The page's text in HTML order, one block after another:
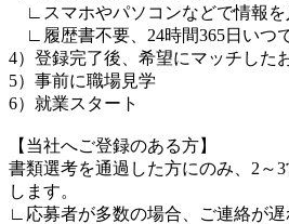
∟スマホやパソコンなどで情報を
∟履歴書不要、24時間365日いつ
4）登録完了後、希望にマッチした
5）事前に職場見学
6）就業スタート
【当社へご登録のある方】
書類選考を通過した方にのみ、2～
します。
∟応募者が多数の場合、ご連絡が遅